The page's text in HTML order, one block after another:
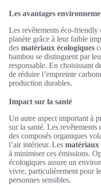
Les avantages
Les revêtements éco-
planète grâce à leur faible
des matériaux écologiques
bambou se distinguent par
responsable. En choisissant
de réduire l’empreinte
production durables.
Impact sur la santé
Un autre aspect important à
sur la santé. Les
des composés organiques
l’air intérieur. Les matériaux
à minimiser ces émissions.
écologiques assure un
vivre, particulièrement pour
personnes sensibles.